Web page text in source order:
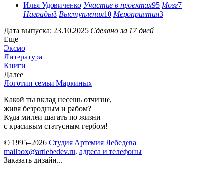
Илья Удовиченко Участие в проектах95 Мозг7
Награды8 Выступления10 Мероприятия3
Дата выпуска: 23.10.2025 Сделано за 17 дней
Еще
Эксмо
Литература
Книги
Далее
Логотип семьи Маркиных
Какой ты вклад несешь отчизне,
живя безродным и рабом?
Куда милей шагать по жизни
с красивым статусным гербом!
© 1995–2026 Студия Артемия Лебедева
mailbox@artlebedev.ru, адреса и телефоны
Заказать дизайн...